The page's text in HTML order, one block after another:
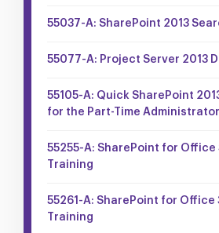
55037-A: SharePoint 2013
55077-A: Project Server 2013
55105-A: Quick SharePoint
for the Part-Time Administrator
55255-A: SharePoint for Office
Training
55261-A: SharePoint for Office
Training